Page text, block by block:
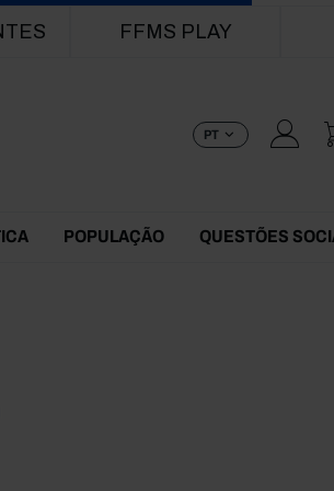
FFMS PLAY
PT
POPULAÇÃO QUESTÕES